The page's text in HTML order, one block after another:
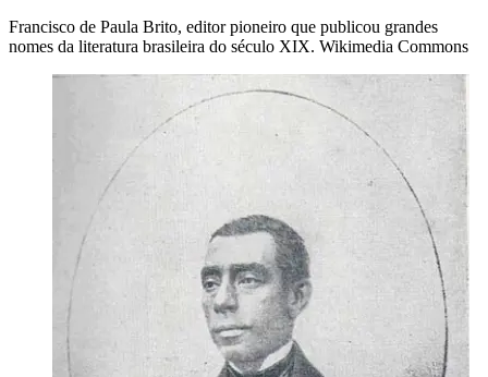
Francisco de Paula Brito, editor pioneiro que publicou grandes
nomes da literatura brasileira do século XIX. Wikimedia Commons